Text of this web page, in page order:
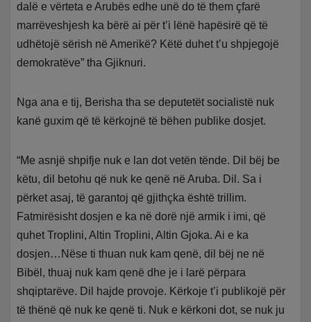
dalë e vërteta e Arubës edhe unë do të them çfarë
marrëveshjesh ka bërë ai për t’i lënë hapësirë që të
udhëtojë sërish në Amerikë? Këtë duhet t’u shpjegojë
demokratëve” tha Gjiknuri.
Nga ana e tij, Berisha tha se deputetët socialistë nuk
kanë guxim që të kërkojnë të bëhen publike dosjet.
“Me asnjë shpifje nuk e lan dot vetën tënde. Dil bëj be
këtu, dil betohu që nuk ke qenë në Aruba. Dil. Sa i
përket asaj, të garantoj që gjithçka është trillim.
Fatmirësisht dosjen e ka në dorë një armik i imi, që
quhet Troplini, Altin Troplini, Altin Gjoka. Ai e ka
dosjen…Nëse ti thuan nuk kam qenë, dil bëj ne në
Bibël, thuaj nuk kam qenë dhe je i larë përpara
shqiptarëve. Dil hajde provoje. Kërkoje t’i publikojë për
të thënë që nuk ke qenë ti. Nuk e kërkoni dot, se nuk ju